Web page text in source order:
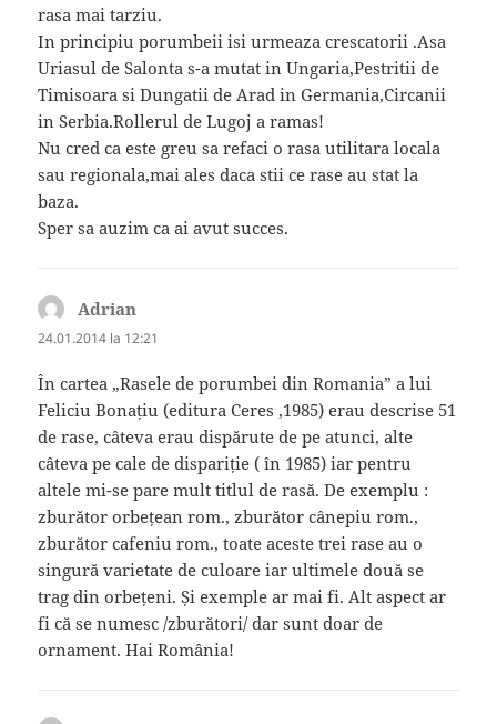
rasa mai tarziu.
In principiu porumbeii isi urmeaza crescatorii .Asa
Uriasul de Salonta s-a mutat in Ungaria,Pestritii de
Timisoara si Dungatii de Arad in Germania,Circanii
in Serbia.Rollerul de Lugoj a ramas!
Nu cred ca este greu sa refaci o rasa utilitara locala
sau regionala,mai ales daca stii ce rase au stat la
baza.
Sper sa auzim ca ai avut succes.
Adrian
24.01.2014 la 12:21
În cartea „Rasele de porumbei din Romania” a lui
Feliciu Bonațiu (editura Ceres ,1985) erau descrise 51
de rase, câteva erau dispărute de pe atunci, alte
câteva pe cale de dispariție ( în 1985) iar pentru
altele mi-se pare mult titlul de rasă. De exemplu :
zburător orbețean rom., zburător cânepiu rom.,
zburător cafeniu rom., toate aceste trei rase au o
singură varietate de culoare iar ultimele două se
trag din orbețeni. Și exemple ar mai fi. Alt aspect ar
fi că se numesc /zburători/ dar sunt doar de
ornament. Hai România!